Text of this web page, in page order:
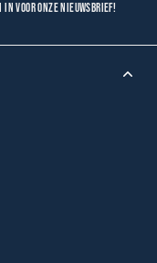
in voor onze nieuwsbrief!